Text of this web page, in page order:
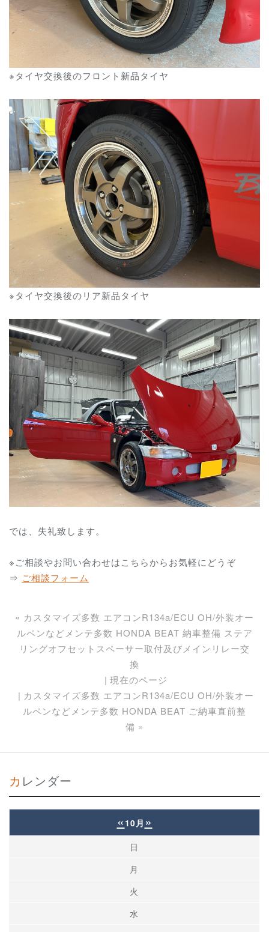
※タイヤ交換後のフロント新品タイヤ
※タイヤ交換後のリア新品タイヤ
では、失礼致します。
※ご相談やお問い合わせはこちらからお気軽にどうぞ
⇒ ご相談フォーム
« カスタマイズ多数 エアコンR134a/ECU OH/外装オー
ルペンなどメンテ多数 HONDA BEAT 納車整備 ステア
リングオフセットスペーサー取付及びメインリレー交
換
現在のページ
カスタマイズ多数 エアコンR134a/ECU OH/外装オー
ルペンなどメンテ多数 HONDA BEAT ご納車直前整
備 »
カレンダー
« 10月 »
日
月
火
水